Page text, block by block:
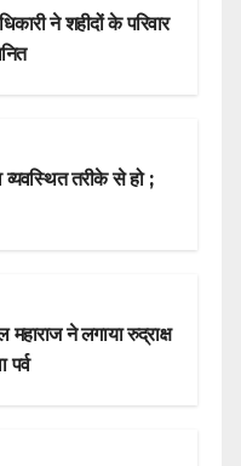
ने शहीदों के परिवार
तरीके से हो ;
ने लगाया रुद्राक्ष
पर्व